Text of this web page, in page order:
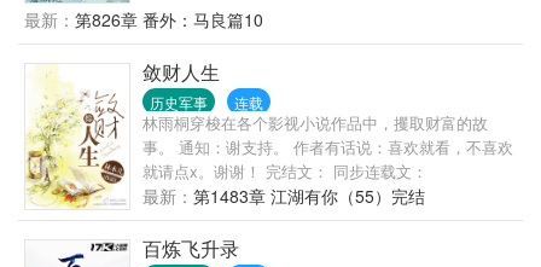
葛亮的光辉时刻。除了历史原有的大事件之外，也会
通过日常展现各人物的性格特点：比如宽仁爱士的大
宝备；蜀汉团宠的小飞飞；偶像包袱十足的关二爷；
沉迷工作，酷爱发明的“月亮”组合……至于主角，则是
七分勇，三分谋，还多出一分调皮捣蛋……最后，请
勿以正史或者演义先入为主，作者写书之时，会尽量
参考史实，但许多演义深入人心的地方，也会直接套
用。（谢谢大家支持，觉得不错就给个好评吧！）
最新： 第826章 番外：马良篇10
敛财人生
历史军事 连载
林雨桐穿梭在各个影视小说作品中，攫取财富的故
事。 通知：谢支持。 作者有话说：喜欢就看，不喜欢
就请点x。谢谢！ 完结文： 同步连载文：
最新： 第1483章 江湖有你（55）完结
百炼飞升录